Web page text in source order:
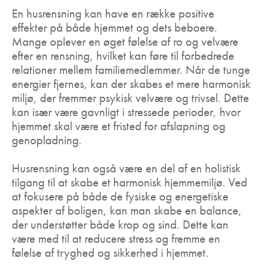
En husrensning kan have en række positive
effekter på både hjemmet og dets beboere.
Mange oplever en øget følelse af ro og velvære
efter en rensning, hvilket kan føre til forbedrede
relationer mellem familiemedlemmer. Når de tunge
energier fjernes, kan der skabes et mere harmonisk
miljø, der fremmer psykisk velvære og trivsel. Dette
kan især være gavnligt i stressede perioder, hvor
hjemmet skal være et fristed for afslapning og
genopladning.
Husrensning kan også være en del af en holistisk
tilgang til at skabe et harmonisk hjemmemiljø. Ved
at fokusere på både de fysiske og energetiske
aspekter af boligen, kan man skabe en balance,
der understøtter både krop og sind. Dette kan
være med til at reducere stress og fremme en
følelse af tryghed og sikkerhed i hjemmet.